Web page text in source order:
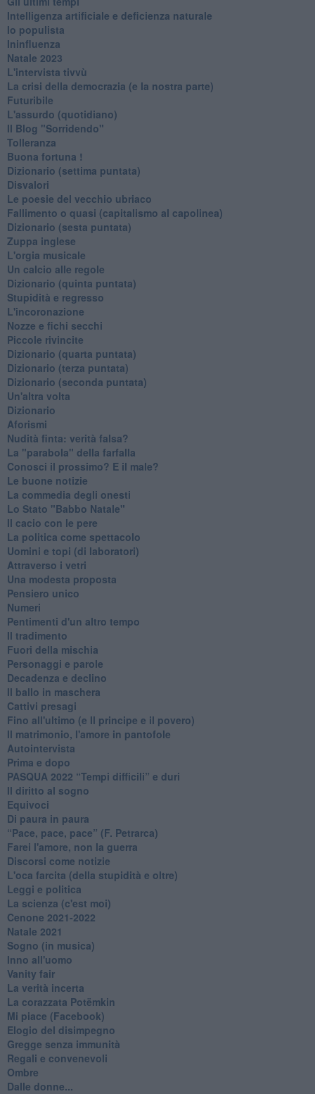
Intelligenza artificiale e deficienza naturale
Io populista
Ininfluenza
Natale 2023
L'intervista tivvù
La crisi della democrazia (e la nostra parte)
Futuribile
L'assurdo (quotidiano)
Il Blog "Sorridendo"
Tolleranza
Buona fortuna !
​Dizionario (settima puntata)
Disvalori
Le poesie del vecchio ubriaco
Fallimento o quasi (capitalismo al capolinea)
Dizionario (sesta puntata)
Zuppa inglese
L'orgia musicale
Un calcio alle regole
Dizionario (quinta puntata)
Stupidità e regresso
L'incoronazione
Nozze e fichi secchi
Piccole rivincite
​Dizionario (quarta puntata)
​Dizionario (terza puntata)
​Dizionario (seconda puntata)
Un'altra volta
Dizionario
Aforismi
Nudità finta: verità falsa?
La "parabola" della farfalla
Conosci il prossimo? E il male?
Le buone notizie
La commedia degli onesti
Lo Stato "Babbo Natale"
Il cacio con le pere
La politica come spettacolo
Uomini e topi (di laboratori)
Attraverso i vetri
Una modesta proposta
Pensiero unico
Numeri
Pentimenti d'un altro tempo
Il tradimento
Fuori della mischia
Personaggi e parole
Decadenza e declino
Il ballo in maschera
Cattivi presagi
Fino all'ultimo (e Il principe e il povero)
Il matrimonio, l'amore in pantofole
Autointervista
Prima e dopo
​PASQUA 2022 “Tempi difficili” e duri
Il diritto al sogno
Equivoci
Di paura in paura
​“Pace, pace, pace” (F. Petrarca)
Farei l'amore, non la guerra
Discorsi come notizie
L'oca farcita (della stupidità e oltre)
Leggi e politica
La scienza (c'est moi)
Cenone 2021-2022
Natale 2021
Sogno (in musica)
Inno all'uomo
Vanity fair
La verità incerta
La corazzata Potëmkin
Mi piace (Facebook)
Elogio del disimpegno
Gregge senza immunità
Regali e convenevoli
Ombre
Dalle donne...